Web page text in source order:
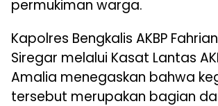
permukiman warga.
Kapolres Bengkalis AKBP
Siregar melalui Kasat Lantas
Amalia menegaskan bahwa
tersebut merupakan bagian